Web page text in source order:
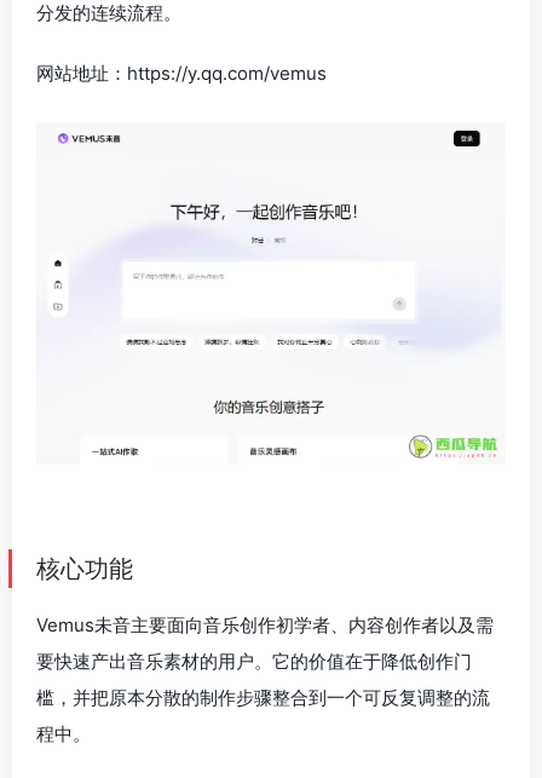
分发的连续流程。
网站地址：https://y.qq.com/vemus
核心功能
Vemus未音主要面向音乐创作初学者、内容创作者以及需
要快速产出音乐素材的用户。它的价值在于降低创作门
槛，并把原本分散的制作步骤整合到一个可反复调整的流
程中。